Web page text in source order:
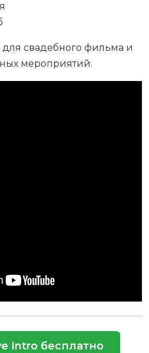
свадебного фильма и
мероприятий.
Intro бесплатно